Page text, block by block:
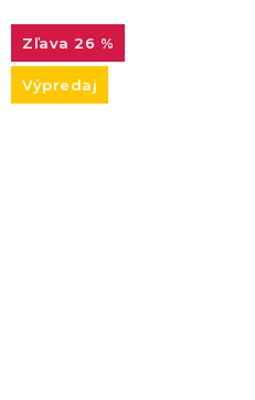
26 %
Výpredaj